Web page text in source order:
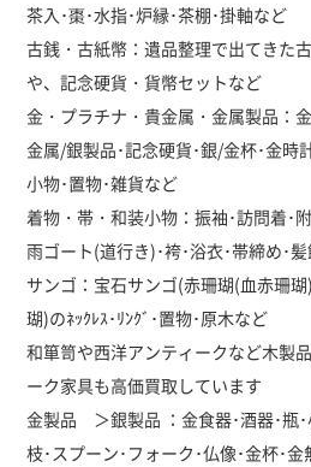
茶入･棗･水指･炉縁･茶棚･掛軸など
古銭・古紙幣：遺品整理で出てきた
や、記念硬貨・貨幣セットなど
金・プラチナ・貴金属・金属製品：
金属/銀製品･記念硬貨･銀/金杯･金時
小物･置物･雑貨など
着物・帯・和装小物：振袖･訪問着･
雨ゴート(道行き)･袴･浴衣･帯締め･
サンゴ：宝石サンゴ(赤珊瑚(血赤珊
瑚)のﾈｯｸﾚｽ･ﾘﾝｸﾞ･置物･原木など
和箪笥や西洋アンティークなど木製
ーク家具も高価買取しています
金製品 ＞銀製品 ：金食器･酒器･瓶･
枝･スプーン･フォーク･仏像･金杯･